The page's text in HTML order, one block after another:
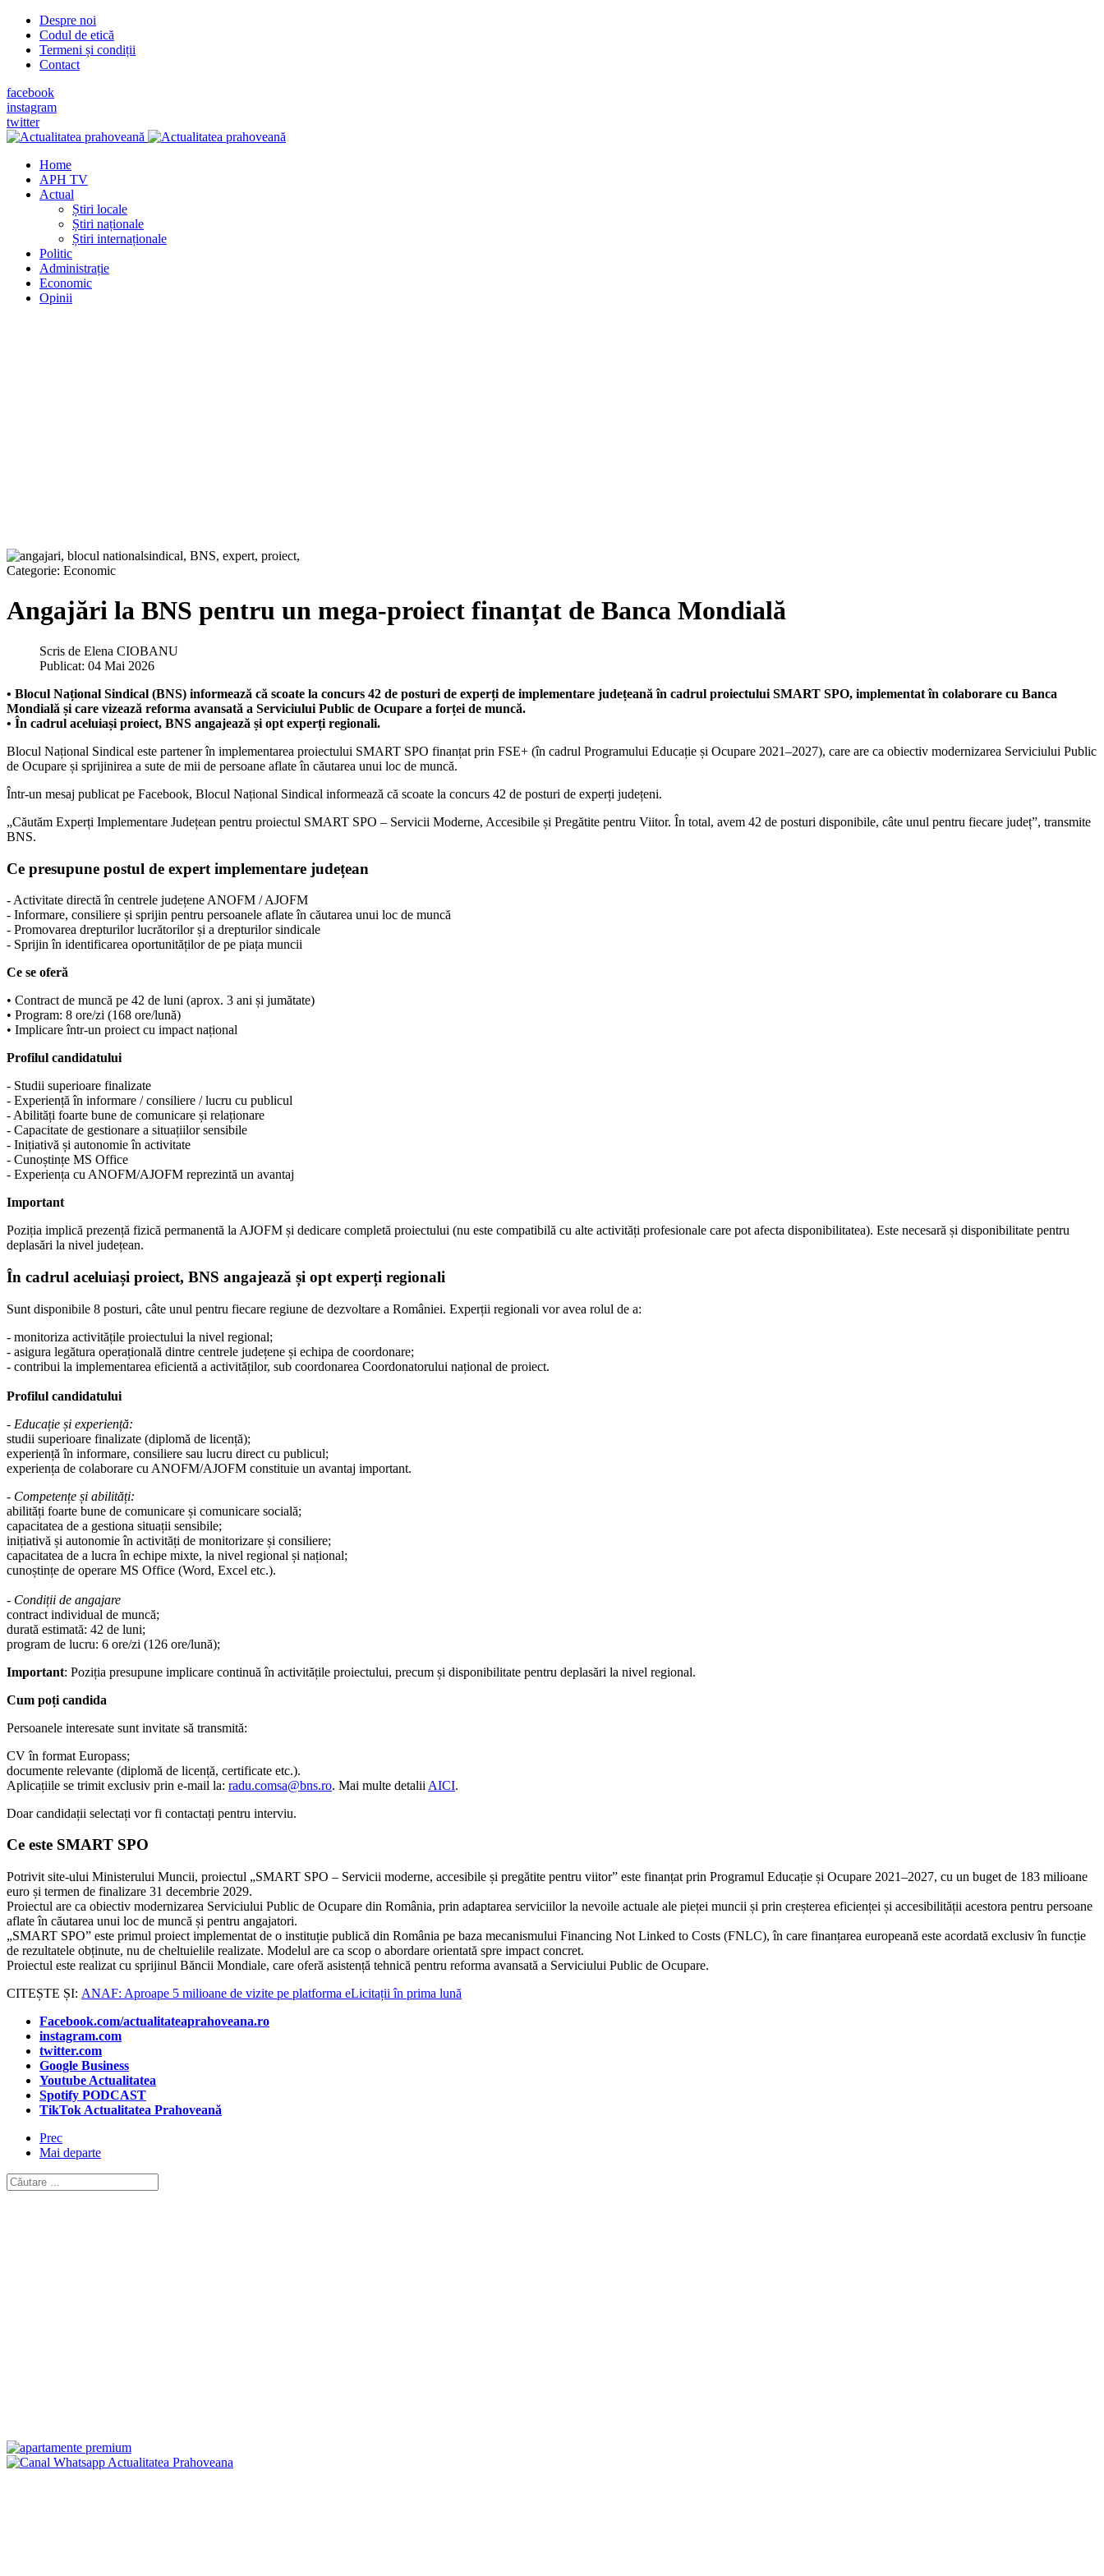
Despre noi
Codul de etică
Termeni și condiții
Contact
facebook
instagram
twitter
Home
APH TV
Actual
Știri locale
Știri naționale
Știri internaționale
Politic
Administrație
Economic
Opinii
Categorie: Economic
Angajări la BNS pentru un mega-proiect finanțat de Banca Mondială
Scris de Elena CIOBANU
Publicat: 04 Mai 2026
• Blocul Național Sindical (BNS) informează că scoate la concurs 42 de posturi de experți de implementare județeană în cadrul proiectului SMART SPO, implementat în colaborare cu Banca
Mondială și care vizează reforma avansată a Serviciului Public de Ocupare a forței de muncă.
• În cadrul aceluiași proiect, BNS angajează și opt experți regionali.
Blocul Național Sindical este partener în implementarea proiectului SMART SPO finanțat prin FSE+ (în cadrul Programului Educație și Ocupare 2021–2027), care are ca obiectiv modernizarea Serviciului Public
de Ocupare și sprijinirea a sute de mii de persoane aflate în căutarea unui loc de muncă.
Într-un mesaj publicat pe Facebook, Blocul Național Sindical informează că scoate la concurs 42 de posturi de experți județeni.
„Căutăm Experți Implementare Județean pentru proiectul SMART SPO – Servicii Moderne, Accesibile și Pregătite pentru Viitor. În total, avem 42 de posturi disponibile, câte unul pentru fiecare județ”, transmite
BNS.
Ce presupune postul de expert implementare județean
- Activitate directă în centrele județene ANOFM / AJOFM
- Informare, consiliere și sprijin pentru persoanele aflate în căutarea unui loc de muncă
- Promovarea drepturilor lucrătorilor și a drepturilor sindicale
- Sprijin în identificarea oportunităților de pe piața muncii
Ce se oferă
• Contract de muncă pe 42 de luni (aprox. 3 ani și jumătate)
• Program: 8 ore/zi (168 ore/lună)
• Implicare într-un proiect cu impact național
Profilul candidatului
- Studii superioare finalizate
- Experiență în informare / consiliere / lucru cu publicul
- Abilități foarte bune de comunicare și relaționare
- Capacitate de gestionare a situațiilor sensibile
- Inițiativă și autonomie în activitate
- Cunoștințe MS Office
- Experiența cu ANOFM/AJOFM reprezintă un avantaj
Important
Poziția implică prezență fizică permanentă la AJOFM și dedicare completă proiectului (nu este compatibilă cu alte activități profesionale care pot afecta disponibilitatea). Este necesară și disponibilitate pentru
deplasări la nivel județean.
În cadrul aceluiași proiect, BNS angajează și opt experți regionali
Sunt disponibile 8 posturi, câte unul pentru fiecare regiune de dezvoltare a României. Experții regionali vor avea rolul de a:
- monitoriza activitățile proiectului la nivel regional;
- asigura legătura operațională dintre centrele județene și echipa de coordonare;
- contribui la implementarea eficientă a activităților, sub coordonarea Coordonatorului național de proiect.
Profilul candidatului
- Educație și experiență:
studii superioare finalizate (diplomă de licență);
experiență în informare, consiliere sau lucru direct cu publicul;
experiența de colaborare cu ANOFM/AJOFM constituie un avantaj important.
- Competențe și abilități:
abilități foarte bune de comunicare și comunicare socială;
capacitatea de a gestiona situații sensibile;
inițiativă și autonomie în activități de monitorizare și consiliere;
capacitatea de a lucra în echipe mixte, la nivel regional și național;
cunoștințe de operare MS Office (Word, Excel etc.).
- Condiții de angajare
contract individual de muncă;
durată estimată: 42 de luni;
program de lucru: 6 ore/zi (126 ore/lună);
Important: Poziția presupune implicare continuă în activitățile proiectului, precum și disponibilitate pentru deplasări la nivel regional.
Cum poți candida
Persoanele interesate sunt invitate să transmită:
CV în format Europass;
documente relevante (diplomă de licență, certificate etc.).
Aplicațiile se trimit exclusiv prin e-mail la: radu.comsa@bns.ro. Mai multe detalii AICI.
Doar candidații selectați vor fi contactați pentru interviu.
Ce este SMART SPO
Potrivit site-ului Ministerului Muncii, proiectul „SMART SPO – Servicii moderne, accesibile și pregătite pentru viitor” este finanțat prin Programul Educație și Ocupare 2021–2027, cu un buget de 183 milioane
euro și termen de finalizare 31 decembrie 2029.
Proiectul are ca obiectiv modernizarea Serviciului Public de Ocupare din România, prin adaptarea serviciilor la nevoile actuale ale pieței muncii și prin creșterea eficienței și accesibilității acestora pentru persoane
aflate în căutarea unui loc de muncă și pentru angajatori.
„SMART SPO” este primul proiect implementat de o instituție publică din România pe baza mecanismului Financing Not Linked to Costs (FNLC), în care finanțarea europeană este acordată exclusiv în funcție
de rezultatele obținute, nu de cheltuielile realizate. Modelul are ca scop o abordare orientată spre impact concret.
Proiectul este realizat cu sprijinul Băncii Mondiale, care oferă asistență tehnică pentru reforma avansată a Serviciului Public de Ocupare.
CITEȘTE ȘI: ANAF: Aproape 5 milioane de vizite pe platforma eLicitații în prima lună
Facebook.com/actualitateaprahoveana.ro
instagram.com
twitter.com
Google Business
Youtube Actualitatea
Spotify PODCAST
TikTok Actualitatea Prahoveană
Prec
Mai departe